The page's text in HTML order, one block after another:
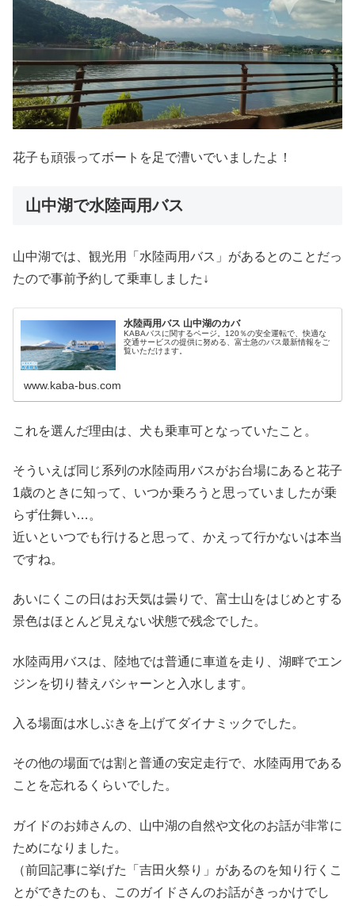
花子も頑張ってボートを足で漕いでいましたよ！
山中湖で水陸両用バス
山中湖では、観光用「水陸両用バス」があるとのことだっ
たので事前予約して乗車しました↓
水陸両用バス 山中湖のカバ
KABAバスに関するページ。120％の安全運転で、快適な
交通サービスの提供に努める、富士急のバス最新情報をご
覧いただけます。
www.kaba-bus.com
これを選んだ理由は、犬も乗車可となっていたこと。
そういえば同じ系列の水陸両用バスがお台場にあると花子
1歳のときに知って、いつか乗ろうと思っていましたが乗
らず仕舞い…。
近いといつでも行けると思って、かえって行かないは本当
ですね。
あいにくこの日はお天気は曇りで、富士山をはじめとする
景色はほとんど見えない状態で残念でした。
水陸両用バスは、陸地では普通に車道を走り、湖畔でエン
ジンを切り替えバシャーンと入水します。
入る場面は水しぶきを上げてダイナミックでした。
その他の場面では割と普通の安定走行で、水陸両用である
ことを忘れるくらいでした。
ガイドのお姉さんの、山中湖の自然や文化のお話が非常に
ためになりました。
（前回記事に挙げた「吉田火祭り」があるのを知り行くこ
とができたのも、このガイドさんのお話がきっかけでし